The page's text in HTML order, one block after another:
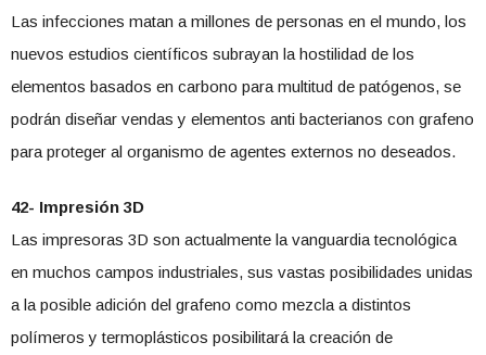
Las infecciones matan a millones de personas en el mundo, los
nuevos estudios científicos subrayan la hostilidad de los
elementos basados en carbono para multitud de patógenos, se
podrán diseñar vendas y elementos anti bacterianos con grafeno
para proteger al organismo de agentes externos no deseados.
42- Impresión 3D
Las impresoras 3D son actualmente la vanguardia tecnológica
en muchos campos industriales, sus vastas posibilidades unidas
a la posible adición del grafeno como mezcla a distintos
polímeros y termoplásticos posibilitará la creación de